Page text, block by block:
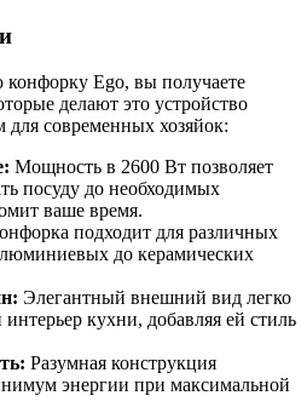
конфорку Ego, вы получаете
делают это устройство
для современных хозяйок:
Мощность в 2600 Вт позволяет
посуду до необходимых
ваше время.
подходит для различных
до керамических
Элегантный внешний вид легко
кухни, добавляя ей стиль
Разумная конструкция
энергии при максимальной